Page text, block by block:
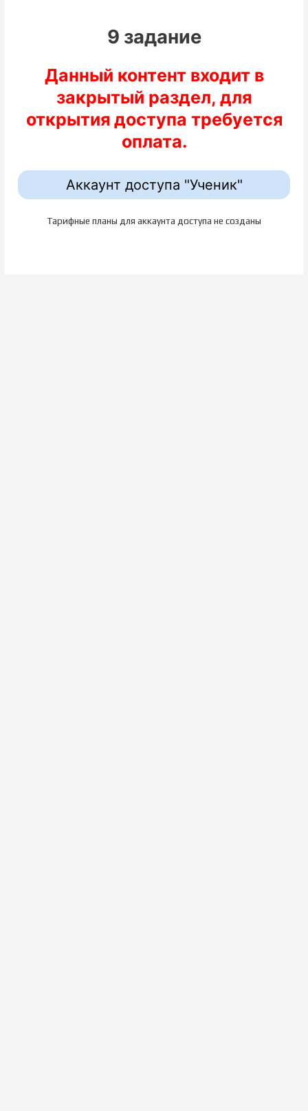
9 задание
Данный контент входит в
закрытый раздел, для
открытия доступа требуется
оплата.
Аккаунт доступа "Ученик"
Тарифные планы для аккаунта доступа не созданы